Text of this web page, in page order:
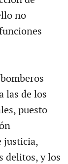
no
las de los
puesto
justicia,
delitos, y los